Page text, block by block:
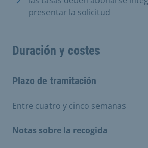
presentar la solicitud
Duración y costes
Plazo de tramitación
Entre cuatro y cinco semanas
Notas sobre la recogida